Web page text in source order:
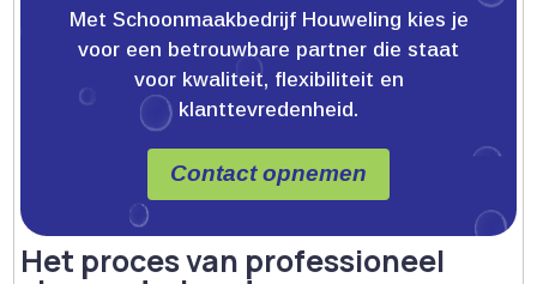
Met Schoonmaakbedrijf Houweling kies je
voor een betrouwbare partner die staat
voor kwaliteit, flexibiliteit en
klanttevredenheid.
Contact opnemen
Het proces van professioneel